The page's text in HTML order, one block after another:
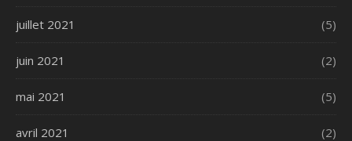
juillet 2021 (5)
juin 2021 (2)
mai 2021 (5)
avril 2021 (2)